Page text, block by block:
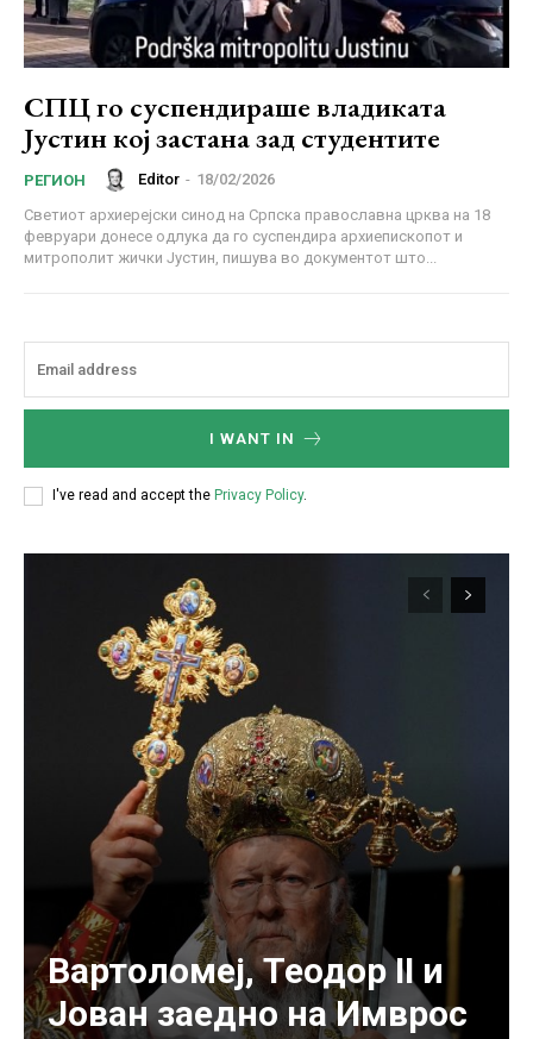
СПЦ го суспендираше владиката
Јустин кој застана зад студентите
РЕГИОН Editor - 18/02/2026
Светиот архиерејски синод на Српска православна црква на 18
февруари донесе одлука да го суспендира архиепископот и
митрополит жички Јустин, пишува во документот што...
I WANT IN
I've read and accept the Privacy Policy.
Вартоломеј, Теодор II и
Јован заедно на Имврос